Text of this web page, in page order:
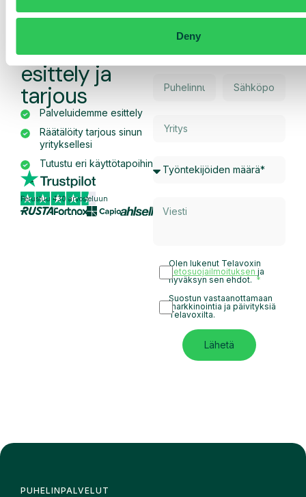
Deny
räätälöity
esittely ja
tarjous
Palveluidemme esittely
Räätälöity tarjous sinun
yrityksellesi
Tutustu eri käyttötapoihin
Perustuu 430 arvosteluun
Olen lukenut Telavoxin
tietosuojailmoituksenja
hyväksyn sen ehdot.
Suostun vastaanottamaan
markkinointia ja päivityksiä
Telavoxilta.
Lähetä
PUHELINPALVELUT